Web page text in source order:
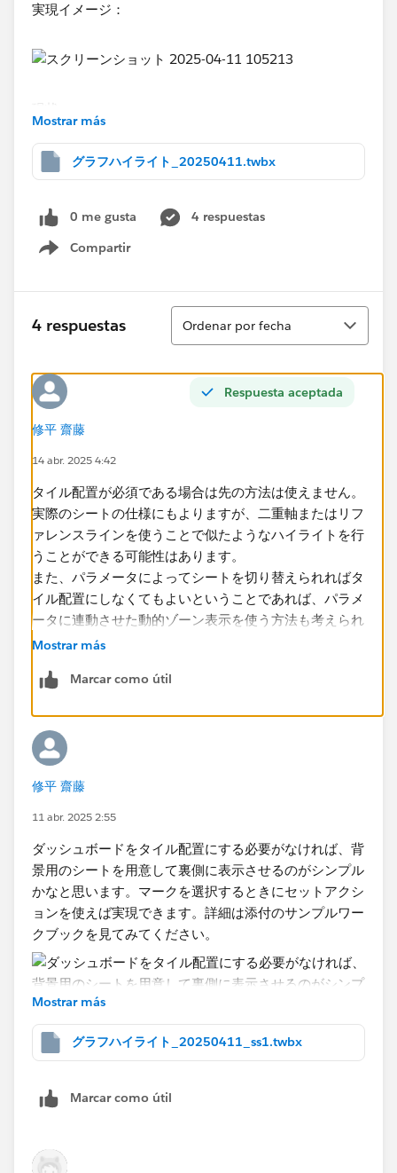
実現イメージ：
グラフの範囲をマウスで囲むと下記のようになる。
②⑤の年間累計に関して範囲選択の集計をしている。
課題：
現状グラフ部分がハイライトされない。
実現イメージ：
何卒よろしくお願い申し上げます。
Mostrar más
グラフハイライト_20250411.twbx
0 me gusta
4 respuestas
Compartir
Show menu
4 respuestas
Ordenar
Ordenar por fecha
Respuesta aceptada
修平 齋藤
14 abr. 2025 4:42
タイル配置が必須である場合は先の方法は使えません。
実際のシートの仕様にもよりますが、二重軸またはリフ
ァレンスラインを使うことで似たようなハイライトを行
うことができる可能性はあります。
また、パラメータによってシートを切り替えられればタ
イル配置にしなくてもよいということであれば、パラメ
ータに連動させた動的ゾーン表示を使う方法も考えられ
ます。
せるかもしれません。
Mostrar más
Marcar como útil
修平 齋藤
11 abr. 2025 2:55
ダッシュボードをタイル配置にする必要がなければ、背
景用のシートを用意して裏側に表示させるのがシンプル
かなと思います。マークを選択するときにセットアクシ
ョンを使えば実現できます。詳細は添付のサンプルワー
クブックを見てみてください。
Mostrar más
グラフハイライト_20250411_ss1.twbx
Marcar como útil